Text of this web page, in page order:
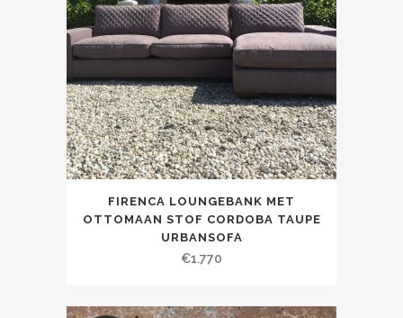
FIRENCA LOUNGEBANK MET
OTTOMAAN STOF CORDOBA TAUPE
URBANSOFA
€1.770